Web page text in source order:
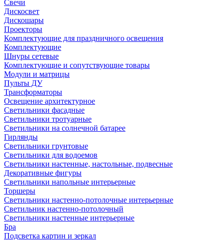
Свечи
Дискосвет
Дискошары
Проекторы
Комплектующие для праздничного освещения
Комплектующие
Шнуры сетевые
Комплектующие и сопутствующие товары
Модули и матрицы
Пульты ДУ
Трансформаторы
Освещение архитектурное
Светильники фасадные
Светильники тротуарные
Светильники на солнечной батарее
Гирлянды
Светильники грунтовые
Светильники для водоемов
Светильники настенные, настольные, подвесные
Декоративные фигуры
Светильники напольные интерьерные
Торшеры
Светильники настенно-потолочные интерьерные
Светильник настенно-потолочный
Светильники настенные интерьерные
Бра
Подсветка картин и зеркал